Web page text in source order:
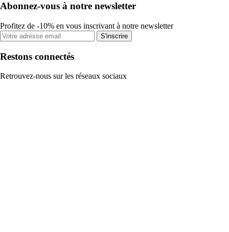
Abonnez-vous à notre newsletter
Profitez de -10% en vous inscrivant à notre newsletter
S'inscrire
Restons connectés
Retrouvez-nous sur les réseaux sociaux